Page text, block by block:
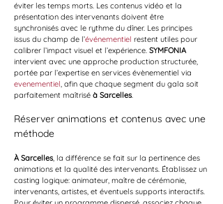
éviter les temps morts. Les contenus vidéo et la
présentation des intervenants doivent être
synchronisés avec le rythme du dîner. Les principes
issus du champ de l’événementiel restent utiles pour
calibrer l’impact visuel et l’expérience. SYMFONIA
intervient avec une approche production structurée,
portée par l’expertise en services évènementiel via
evenementiel, afin que chaque segment du gala soit
parfaitement maîtrisé à Sarcelles.
Réserver animations et contenus avec une
méthode
À Sarcelles, la différence se fait sur la pertinence des
animations et la qualité des intervenants. Établissez un
casting logique: animateur, maître de cérémonie,
intervenants, artistes, et éventuels supports interactifs.